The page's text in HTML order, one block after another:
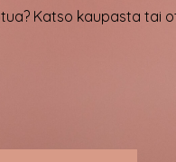
Katso kaupasta tai